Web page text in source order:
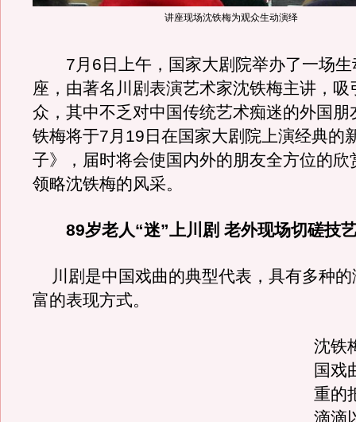
讲座现场沈铁梅为观众生动演绎
7月6日上午，国家大剧院举办了一场生
座，由著名川剧表演艺术家沈铁梅主讲，吸
众，其中不乏对中国传统艺术痴迷的外国朋
铁梅将于7月19日在国家大剧院上演经典的
子》，届时将会使国内外的朋友全方位的欣
领略沈铁梅的风采。
89岁老人“迷”上川剧 老外现场切磋技
川剧是中国戏曲的典型代表，具有多种的
富的表现方式。
沈铁
国戏
重的
滴滴